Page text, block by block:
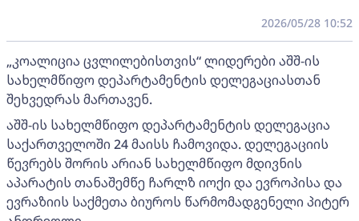
2026/05/28 10:52
„კოალიცია ცვლილებისთვის“ ლიდერები აშშ-ის
სახელმწიფო დეპარტამენტის დელეგაციასთან
შეხვედრას მართავენ.
აშშ-ის სახელმწიფო დეპარტამენტის დელეგაცია
საქართველოში 24 მაისს ჩამოვიდა. დელეგაციის
წევრებს შორის არიან სახელმწიფო მდივნის
აპარატის თანაშემწე ჩარლზ იოქი და ევროპისა და
ევრაზიის საქმეთა ბიუროს წარმომადგენელი პიტერ